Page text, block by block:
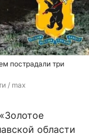
пострадали три
/ max
области